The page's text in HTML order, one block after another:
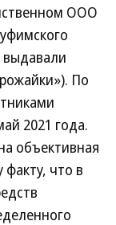
ООО
выдавали
По
2021 года.
объективная
факту, что в